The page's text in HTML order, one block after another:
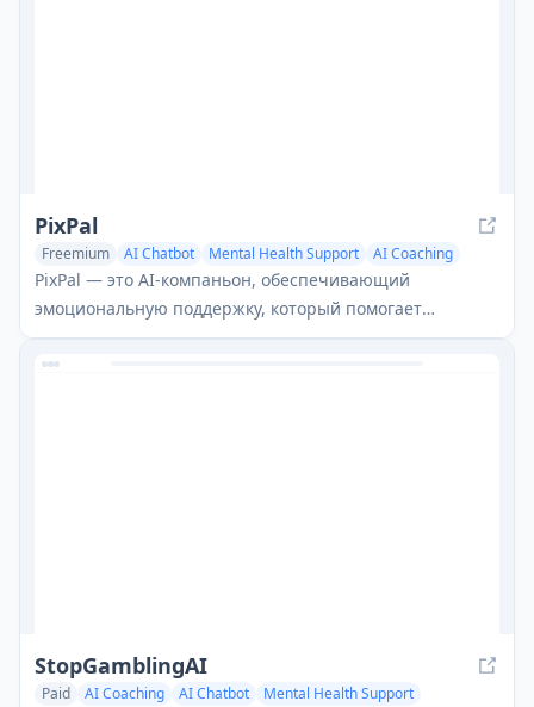
PixPal
Freemium AI Chatbot Mental Health Support AI Coaching
PixPal — это AI-компаньон, обеспечивающий
эмоциональную поддержку, который помогает
пользователям соединяться, расти и улучшать свое
психическое благополучие через
StopGamblingAI
Paid AI Coaching AI Chatbot Mental Health Support